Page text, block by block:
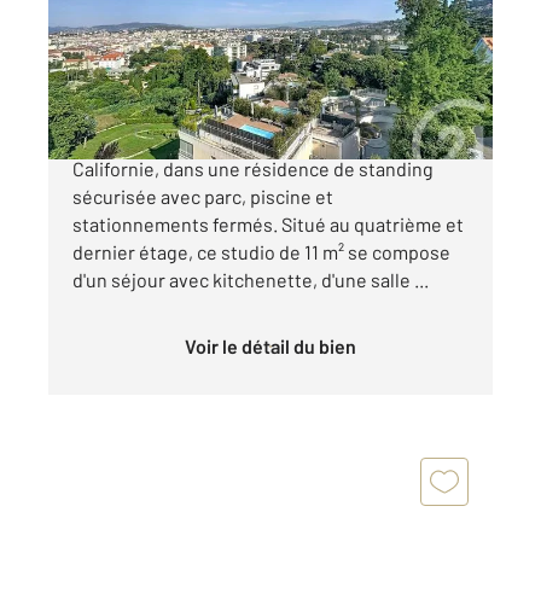
Appartement F1 à vendre
99 500 €
Cannes Secteur résidentiel de la Basse
Californie, dans une résidence de standing
sécurisée avec parc, piscine et
stationnements fermés. Situé au quatrième et
dernier étage, ce studio de 11 m² se compose
d'un séjour avec kitchenette, d'une salle ...
Voir le détail du bien